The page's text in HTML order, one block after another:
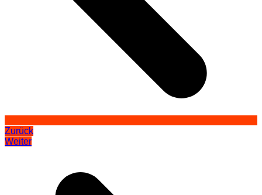
Zurück
Weiter